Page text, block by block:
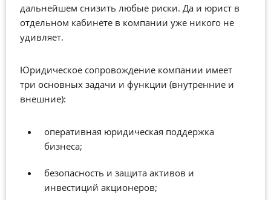
дальнейшем снизить любые риски. Да и юрист в
отдельном кабинете в компании уже никого не
удивляет.
Юридическое сопровождение компании имеет
три основных задачи и функции (внутренние и
внешние):
оперативная юридическая поддержка
бизнеса;
безопасность и защита активов и
инвестиций акционеров;